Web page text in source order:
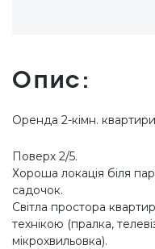
Опис:
Оренда 2-кімн.
Поверх 2/5.
Хороша локація біля
садочок.
Світла простора
технікою (пралка,
мікрохвильовка).